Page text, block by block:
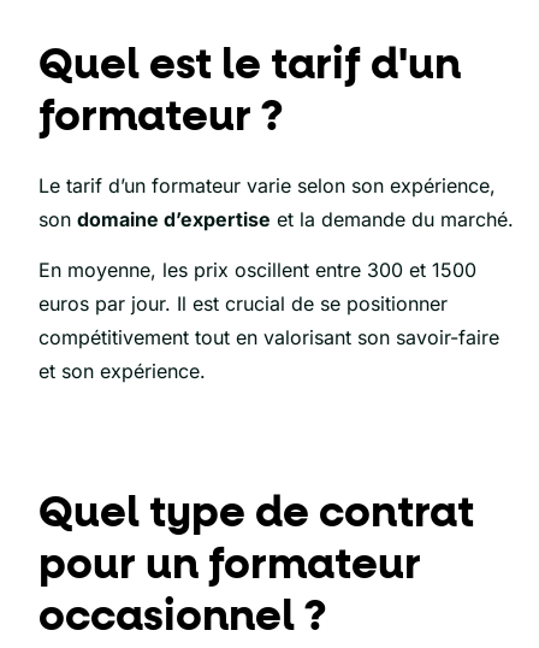
Quel est le tarif d'un
formateur ?
Le tarif d’un formateur varie selon son expérience,
sondomaine d’expertise et la demande du marché.
En moyenne, les prix oscillent entre 300 et 1500
euros par jour. Il est crucial de se positionner
compétitivement tout en valorisant son savoir-faire
et son expérience.
Quel type de contrat
pour un formateur
occasionnel ?